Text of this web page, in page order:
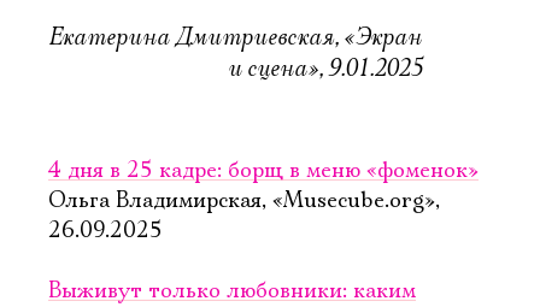
Екатерина Дмитриевская, «Экран
и сцена», 9.01.2025
4 дня в 25 кадре: борщ в меню «фоменок»
Ольга Владимирская, «Musecube.org»,
26.09.2025
Выживут только любовники: каким